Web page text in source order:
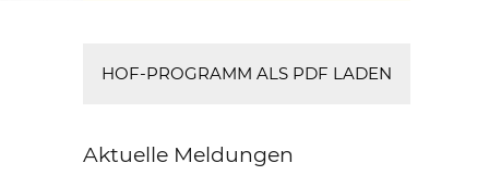
HOF-PROGRAMM ALS PDF LADEN
Aktuelle Meldungen